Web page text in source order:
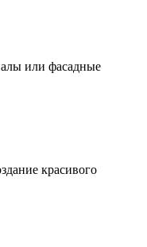
или фасадные
красивого